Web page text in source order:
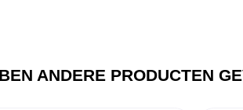
ANDERE PRODUCTEN